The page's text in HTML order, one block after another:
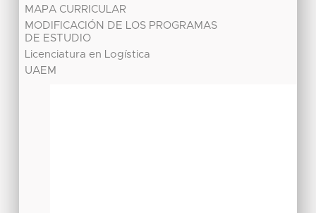
MAPA CURRICULAR
MODIFICACIÓN DE LOS PROGRAMAS
DE ESTUDIO
Licenciatura en Logística
UAEM